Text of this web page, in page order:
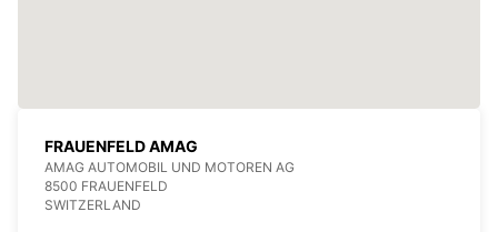
FRAUENFELD AMAG
AMAG AUTOMOBIL UND MOTOREN AG
8500 FRAUENFELD
SWITZERLAND